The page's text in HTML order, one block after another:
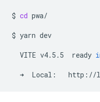
$ cd pwa/
$ yarn dev
VITE v4.5.5 ready
➜ Local: